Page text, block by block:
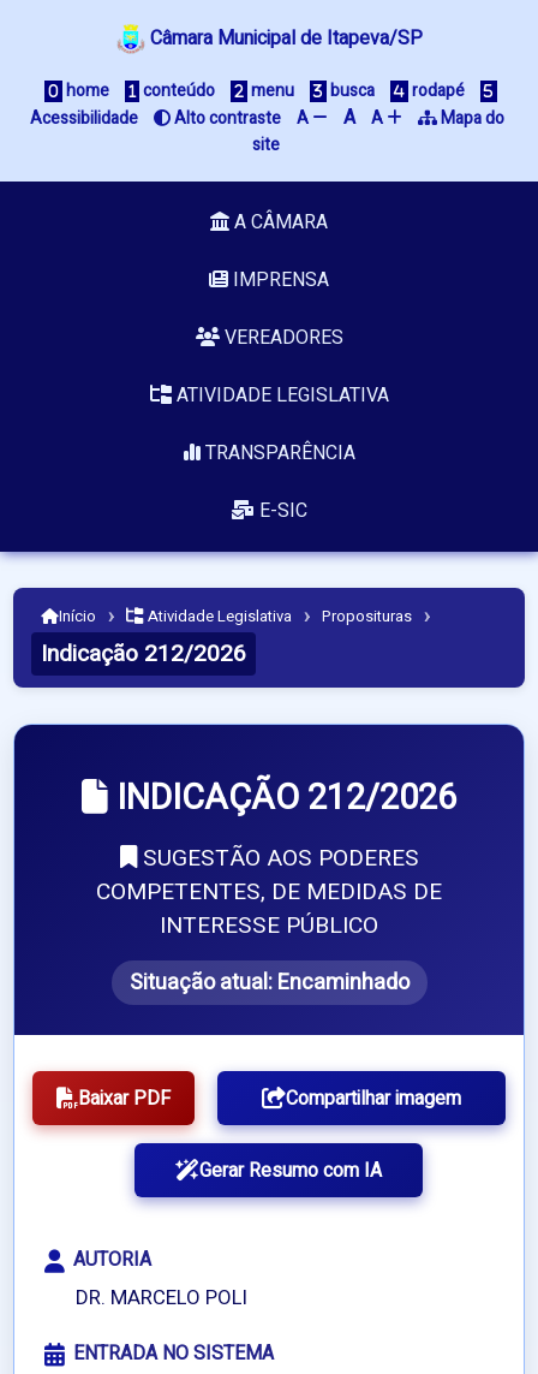
Câmara Municipal de Itapeva/SP
home conteúdo menu busca
rodapé
Acessibilidade
Alto contraste A A A
Mapa do
site
A CÂMARA
IMPRENSA
VEREADORES
ATIVIDADE LEGISLATIVA
TRANSPARÊNCIA
E-SIC
Início › Atividade Legislativa › Proposituras ›
Indicação 212/2026
INDICAÇÃO 212/2026
SUGESTÃO AOS PODERES
COMPETENTES, DE MEDIDAS DE
INTERESSE PÚBLICO
Situação atual:Encaminhado
Baixar PDF Compartilhar imagem
Gerar Resumo com IA
AUTORIA
DR. MARCELO POLI
ENTRADA NO SISTEMA